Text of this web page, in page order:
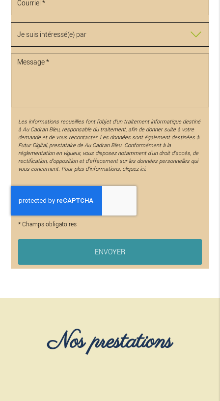
Les informations recueillies font l’objet d’un traitement informatique destiné
à Au Cadran Bleu, responsable du traitement, afin de donner suite à votre
demande et de vous recontacter. Les données sont également destinées à
Futur Digital, prestataire de Au Cadran Bleu. Conformément à la
réglementation en vigueur, vous disposez notamment d'un droit d'accès, de
rectification, d'opposition et d'effacement sur les données personnelles qui
vous concernent. Pour plus d’informations, cliquez ici.
*Champs obligatoires
Nos prestations